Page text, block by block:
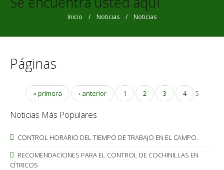
Inicio / Noticias / Noticias
Páginas
« primera ‹ anterior 1 2 3 4 5
Noticias Más Populares
CONTROL HORARIO DEL TIEMPO DE TRABAJO EN EL CAMPO.
RECOMENDACIONES PARA EL CONTROL DE COCHINILLAS EN
CÍTRICOS